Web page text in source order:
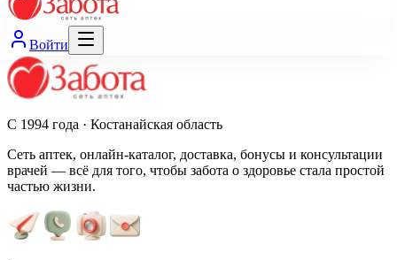
Войти
С 1994 года · Костанайская область
Сеть аптек, онлайн-каталог, доставка, бонусы и консультации
врачей — всё для того, чтобы забота о здоровье стала простой
частью жизни.